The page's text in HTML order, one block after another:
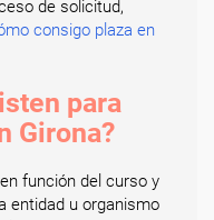
de solicitud,
consigo plaza en
para
Girona?
función del curso y
entidad u organismo